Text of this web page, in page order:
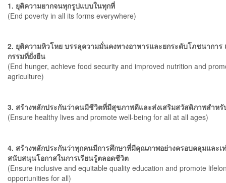
1. ยุติความยากจนทุกรูปแบบในทุกที่
(End poverty in all its forms everywhere)
2. ยุติความหิวโหย บรรลุความมั่นคงทางอาหารและยกระดับโภชนาการ
กรรมที่ยั่งยืน
(End hunger, achieve food security and improved nutrition and
agriculture)
3. สร้างหลักประกันว่าคนมีชีวิตที่มีสุขภาพดีและส่งเสริมสวัสดิภาพสำห
(Ensure healthy lives and promote well-being for all at all ages)
4. สร้างหลักประกันว่าทุกคนมีการศึกษาที่มีคุณภาพอย่างครอบคลุมและเ
สนับสนุนโอกาสในการเรียนรู้ตลอดชีวิต
(Ensure inclusive and equitable quality education and promote
opportunities for all)